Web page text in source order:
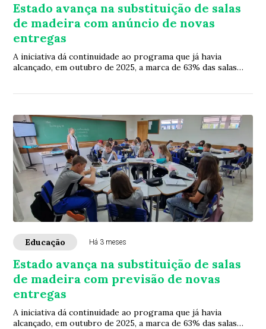
Estado avança na substituição de salas
de madeira com anúncio de novas
entregas
A iniciativa dá continuidade ao programa que já havia
alcançado, em outubro de 2025, a marca de 63% das salas
Educação Há 3 meses
Estado avança na substituição de salas
de madeira com previsão de novas
entregas
A iniciativa dá continuidade ao programa que já havia
alcançado, em outubro de 2025, a marca de 63% das salas